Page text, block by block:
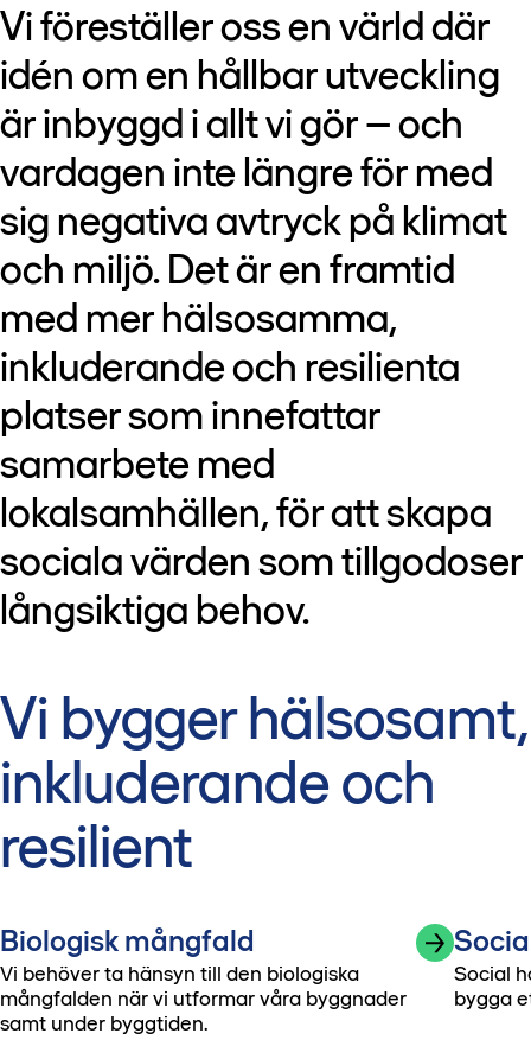
Vi föreställer oss en värld där
idén om en hållbar utveckling
är inbyggd i allt vi gör – och
vardagen inte längre för med
sig negativa avtryck på klimat
och miljö. Det är en framtid
med mer hälsosamma,
inkluderande och resilienta
platser som innefattar
samarbete med
lokalsamhällen, för att skapa
sociala värden som tillgodoser
långsiktiga behov.
Vi bygger hälsosamt,
inkluderande och
resilient
Biologisk mångfald
Vi behöver ta hänsyn till den biologiska
mångfalden när vi utformar våra byggnader
samt under byggtiden.
Social
bygga